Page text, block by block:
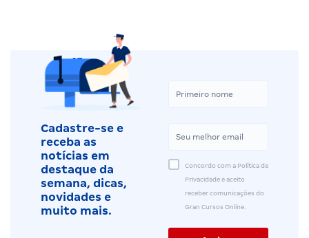
Cadastre-se e
receba as
notícias em
destaque da
semana, dicas,
novidades e
muito mais.
Concordo com a Política de
Privacidade e aceito
receber comunicações do
Gran Cursos Online.